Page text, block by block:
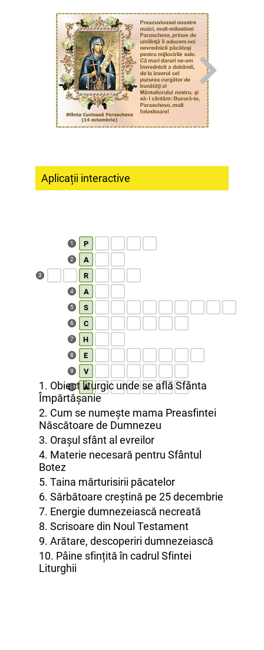
Aplicații interactive
1 P
2 A
3 R
4 A
5 S
6 C
7 H
8 E
9 V
10 A
1. Obiect liturgic unde se află Sfânta
Împărtășanie
2. Cum se numește mama Preasfintei
Născătoare de Dumnezeu
3. Orașul sfânt al evreilor
4. Materie necesară pentru Sfântul
Botez
5. Taina mărturisirii păcatelor
6. Sărbătoare creștină pe 25 decembrie
7. Energie dumnezeiască necreată
8. Scrisoare din Noul Testament
9. Arătare, descoperiri dumnezeiască
10. Pâine sfințită în cadrul Sfintei
Liturghii